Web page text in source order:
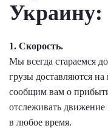
Украину:
1. Скорость.
Мы всегда стараемся
грузы доставляются
сообщим вам о
отслеживать
в любое время.